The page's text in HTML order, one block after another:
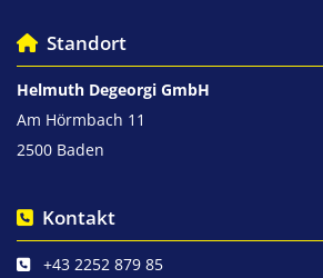
 Standort
Helmuth Degeorgi GmbH
Am Hörmbach 11
2500 Baden
 Kontakt
 +43 2252 879 85